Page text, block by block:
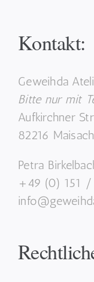
Kontakt:
Geweihda
Bitte nur mit
Aufkirchner
82216 Maisach
Petra
+49 (0) 151